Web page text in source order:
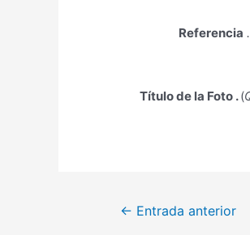
Referencia
Título de la Foto .(
Navegación
← Entrada anterior